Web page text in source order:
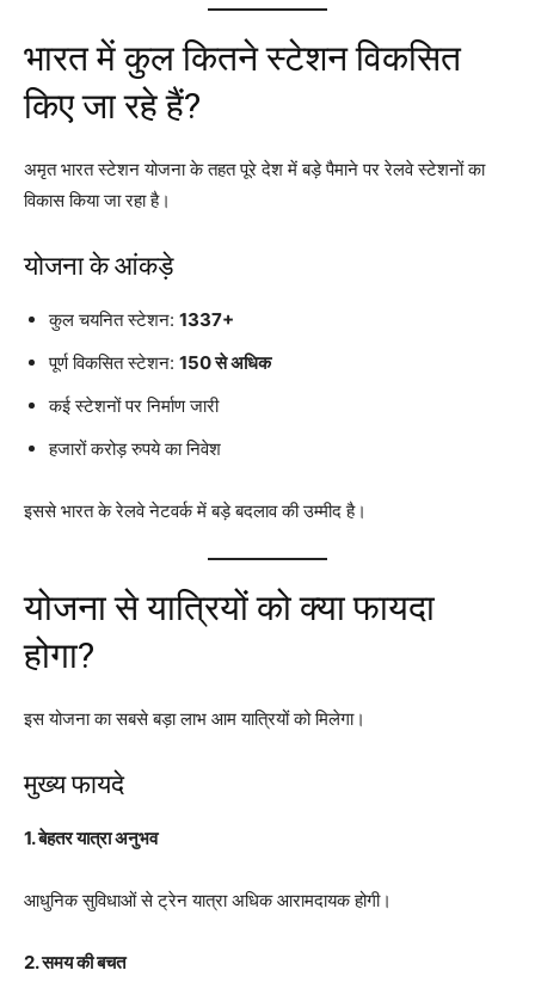
भारत में कुल कितने स्टेशन विकसित
किए जा रहे हैं?
अमृत भारत स्टेशन योजना के तहत पूरे देश में बड़े पैमाने पर रेलवे स्टेशनों का
विकास किया जा रहा है।
योजना के आंकड़े
कुल चयनित स्टेशन: 1337+
पूर्ण विकसित स्टेशन: 150 से अधिक
कई स्टेशनों पर निर्माण जारी
हजारों करोड़ रुपये का निवेश
इससे भारत के रेलवे नेटवर्क में बड़े बदलाव की उम्मीद है।
योजना से यात्रियों को क्या फायदा
होगा?
इस योजना का सबसे बड़ा लाभ आम यात्रियों को मिलेगा।
मुख्य फायदे
1. बेहतर यात्रा अनुभव
आधुनिक सुविधाओं से ट्रेन यात्रा अधिक आरामदायक होगी।
2. समय की बचत